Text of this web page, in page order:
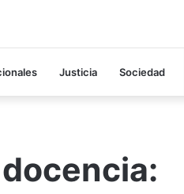
Justicia Sociedad